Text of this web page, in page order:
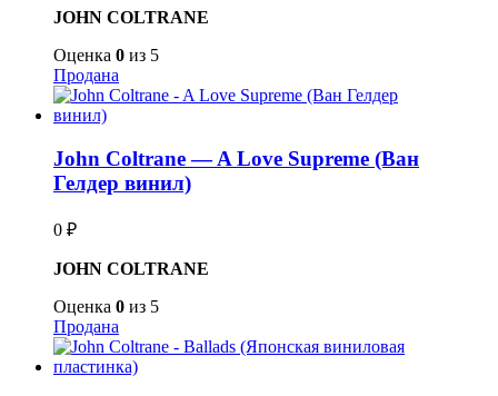
JOHN COLTRANE
Оценка 0 из 5
Продана
John Coltrane — A Love Supreme (Ван
Гелдер винил)
0 ₽
JOHN COLTRANE
Оценка 0 из 5
Продана